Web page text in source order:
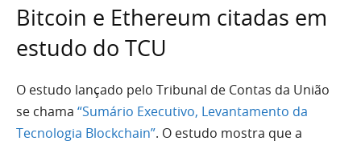
Bitcoin e Ethereum citadas em
estudo do TCU
O estudo lançado pelo Tribunal de Contas da União
se chama “Sumário Executivo, Levantamento da
Tecnologia Blockchain”. O estudo mostra que a